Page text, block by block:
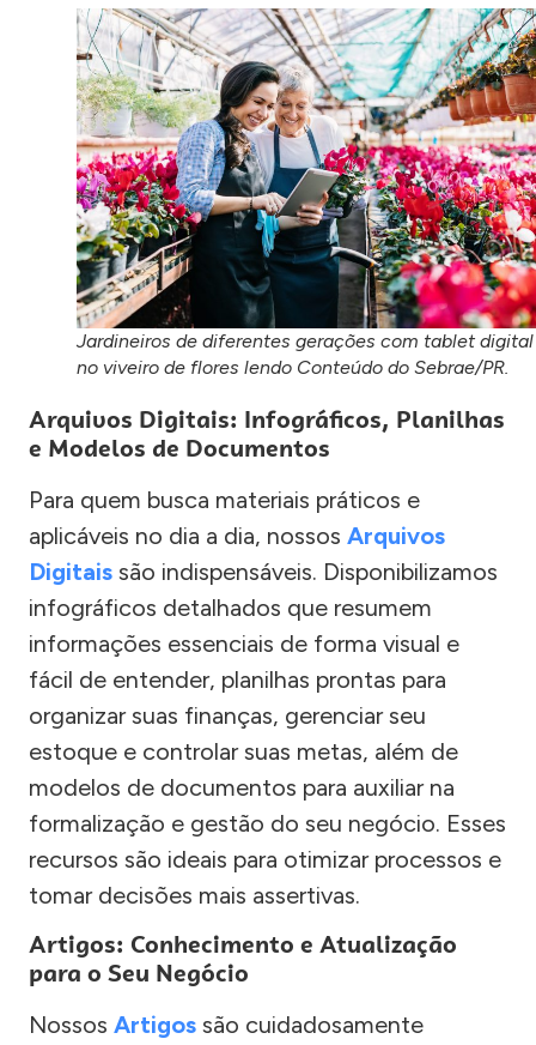
Jardineiros de diferentes gerações com tablet digital
no viveiro de flores lendo Conteúdo do Sebrae/PR.
Arquivos Digitais: Infográficos, Planilhas
e Modelos de Documentos
Para quem busca materiais práticos e
aplicáveis no dia a dia, nossos Arquivos
Digitais são indispensáveis. Disponibilizamos
infográficos detalhados que resumem
informações essenciais de forma visual e
fácil de entender, planilhas prontas para
organizar suas finanças, gerenciar seu
estoque e controlar suas metas, além de
modelos de documentos para auxiliar na
formalização e gestão do seu negócio. Esses
recursos são ideais para otimizar processos e
tomar decisões mais assertivas.
Artigos: Conhecimento e Atualização
para o Seu Negócio
Nossos Artigos são cuidadosamente